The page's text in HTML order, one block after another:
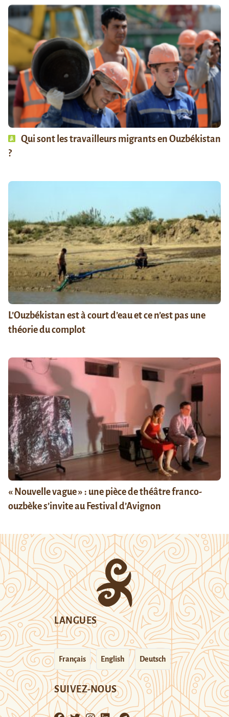
Qui sont les travailleurs migrants en Ouzbékistan
?
L’Ouzbékistan est à court d’eau et ce n’est pas une
théorie du complot
« Nouvelle vague » : une pièce de théâtre franco-
ouzbèke s’invite au Festival d’Avignon
LANGUES
Français English Deutsch
SUIVEZ-NOUS